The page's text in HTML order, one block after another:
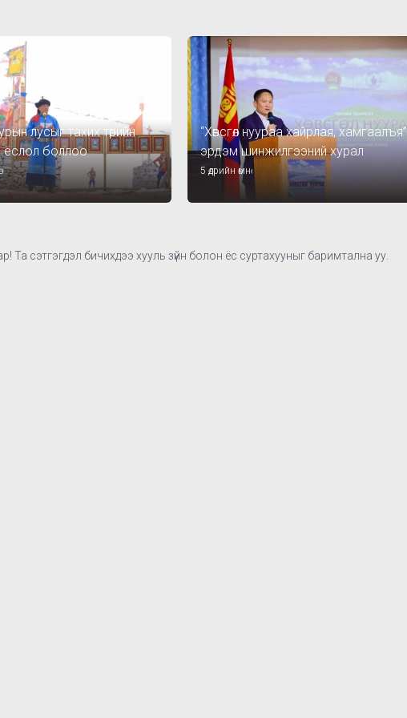
лусыг тахих төрийн
ёслол боллоо
“Хөвсгөл нуураа хайрлая, хамгаалъя”
эрдэм шинжилгээний хурал
боллоо
5 өдрийн өмнө
Та сэтгэгдэл бичихдээ хууль зүйн болон ёс суртахууныг баримтална уу.